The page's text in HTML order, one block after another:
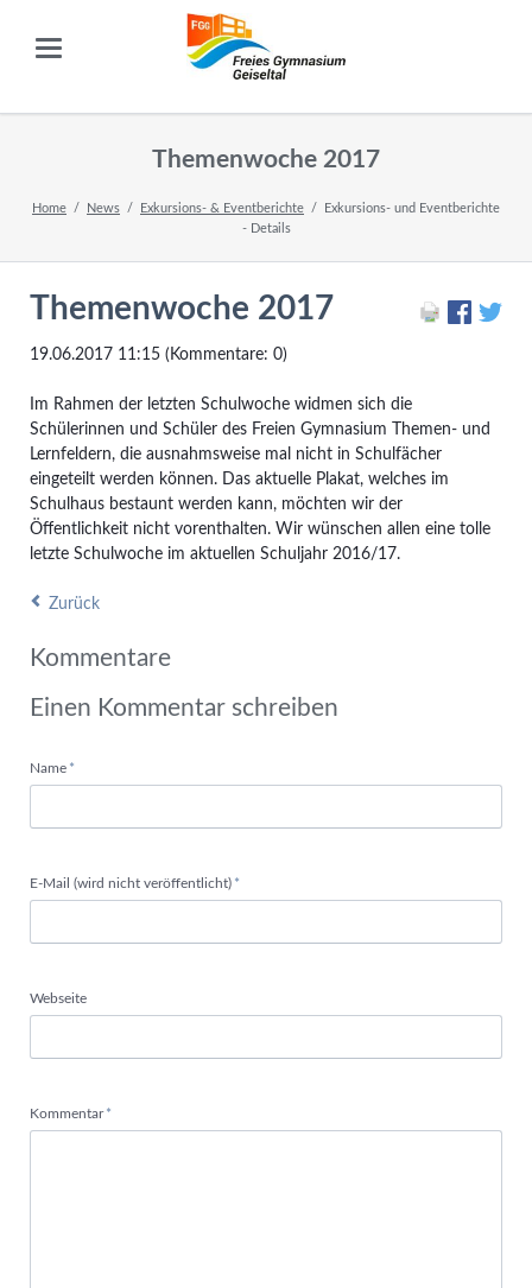
Themenwoche 2017
Home News Exkursions- & Eventberichte
Exkursions- und Eventberichte
- Details
Themenwoche 2017
19.06.2017 11:15(Kommentare: 0)
Im Rahmen der letzten Schulwoche widmen sich die
Schülerinnen und Schüler des Freien Gymnasium Themen- und
Lernfeldern, die ausnahmsweise mal nicht in Schulfächer
eingeteilt werden können. Das aktuelle Plakat, welches im
Schulhaus bestaunt werden kann, möchten wir der
Öffentlichkeit nicht vorenthalten. Wir wünschen allen eine tolle
letzte Schulwoche im aktuellen Schuljahr 2016/17.
Zurück
Kommentare
Einen Kommentar schreiben
Pflichtfeld
Name *
Pflichtfeld
E-Mail (wird nicht veröffentlicht) *
Webseite
Pflichtfeld
Kommentar *